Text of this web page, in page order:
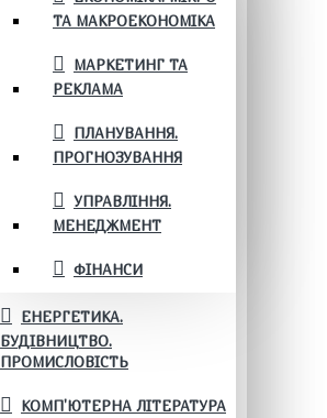
ТА МАКРОЕКОНОМІКА
МАРКЕТИНГ ТА
РЕКЛАМА
ПЛАНУВАННЯ.
ПРОГНОЗУВАННЯ
УПРАВЛІННЯ.
МЕНЕДЖМЕНТ
ФІНАНСИ
ЕНЕРГЕТИКА.
БУДІВНИЦТВО.
ПРОМИСЛОВІСТЬ
КОМП'ЮТЕРНА ЛІТЕРАТУРА